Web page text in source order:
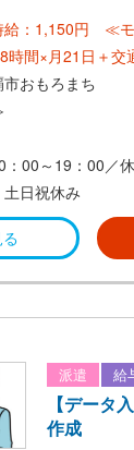
給：1,150円 ≪
時間×月21日＋交
おもろまち
おもろまち駅か
バス停が複数あ
：00～19：00／
日祝休み
派遣 給
【データ
作成